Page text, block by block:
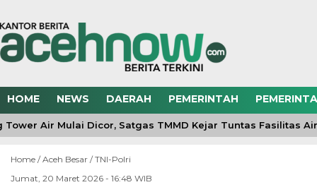
HOME NEWS DAERAH PEMERINTAH
Air Mulai Dicor, Satgas TMMD Kejar Tuntas Fasilitas Air
Home /Aceh Besar /TNI-Polri
Jumat, 20 Maret 2026 - 16:48 WIB